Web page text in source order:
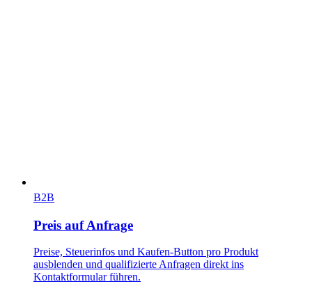
B2B
Preis auf Anfrage
Preise, Steuerinfos und Kaufen-Button pro Produkt
ausblenden und qualifizierte Anfragen direkt ins
Kontaktformular führen.